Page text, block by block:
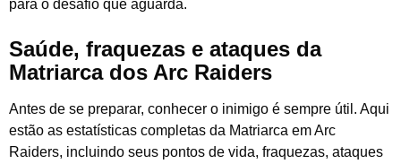
para o desafio que aguarda.
Saúde, fraquezas e ataques da
Matriarca dos Arc Raiders
Antes de se preparar, conhecer o inimigo é sempre útil. Aqui
estão as estatísticas completas da Matriarca em Arc
Raiders, incluindo seus pontos de vida, fraquezas, ataques